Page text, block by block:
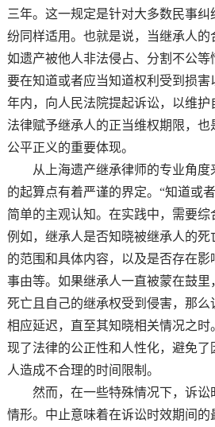
三年。这一规定是针对大多数民事纠
纷同样适用。也就是说，当继承人的
如遗产被他人非法侵占、分割不公等
要在知道或者应当知道权利受到损害
年内，向人民法院提起诉讼，以维护
法律赋予继承人的正当维权期限，也
公平正义的重要体现。
从上海遗产继承律师的专业角度
的起算点有着严谨的界定。“知道或
简单的主观认知。在实践中，需要综
例如，继承人是否知晓被继承人的死
的范围和具体内容，以及是否存在
事由等。如果继承人一直被蒙在鼓
死亡且自己的继承权受到侵害，那
相应延迟，直至其知晓相关情况之
现了法律的公正性和人性化，避免了
人造成不合理的时间限制。
然而，在一些特殊情况下，诉讼
情形。中止意味着在诉讼时效期间的